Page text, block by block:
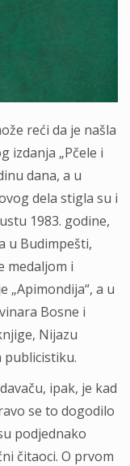
reći da je našla
izdanja „Pčele i
dana, a u
dela stigla su i
1983. godine,
u Budimpešti,
medaljom i
„Apimondija“, a u
Bosne i
Nijazu
publicistiku.
ipak, je kad
se to dogodilo
podjednako
čitaoci. O prvom